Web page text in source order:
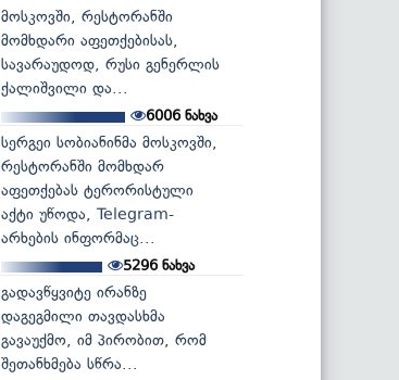
მოსკოვში, რესტორანში
მომხდარი აფეთქებისას,
სავარაუდოდ, რუსი გენერლის
ქალიშვილი და...
6006ნახვა
სერგეი სობიანინმა მოსკოვში,
რესტორანში მომხდარ
აფეთქებას ტერორისტული
აქტი უწოდა, Telegram-
არხების ინფორმაც...
5296ნახვა
გადავწყვიტე ირანზე
დაგეგმილი თავდასხმა
გავაუქმო, იმ პირობით, რომ
შეთანხმება სწრა...